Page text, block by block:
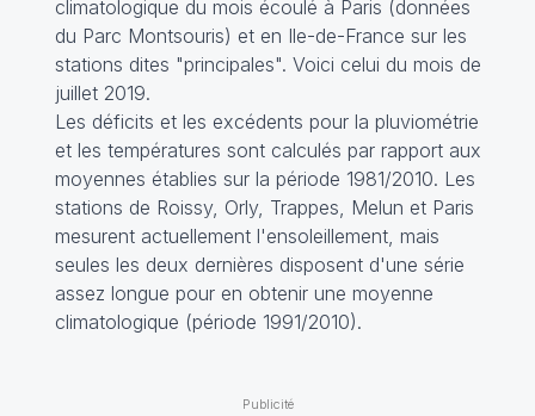
climatologique du mois écoulé à Paris (données
du Parc Montsouris) et en Ile-de-France sur les
stations dites "principales". Voici celui du mois de
juillet 2019.
Les déficits et les excédents pour la pluviométrie
et les températures sont calculés par rapport aux
moyennes établies sur la période 1981/2010. Les
stations de Roissy, Orly, Trappes, Melun et Paris
mesurent actuellement l'ensoleillement, mais
seules les deux dernières disposent d'une série
assez longue pour en obtenir une moyenne
climatologique (période 1991/2010).